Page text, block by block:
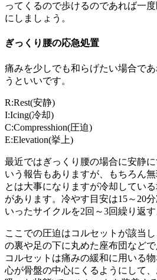
ってくるので歩けるのであれば一
にしましょう。
ぎっくり腰の応急処置
痛みを少しでも和らげたい場合で
うといいです。
R:Rest(安静)
I:Icing(冷却)
C:Compresshion(圧迫)
E:Elevation(挙上)
最近ではぎっくり腰の場合に安静
いう報告もありますが、もちろん
とは大事になりますが冷却してい
があります。冷やす目安は15～20
いったサイクルを2回～3回繰り返
ここでの圧迫はコルセットが該当
の裏や足の下に丸めた座布団などで
コルセットは痛みの緩和に用いる
心が骨盤の中心にくるようにして